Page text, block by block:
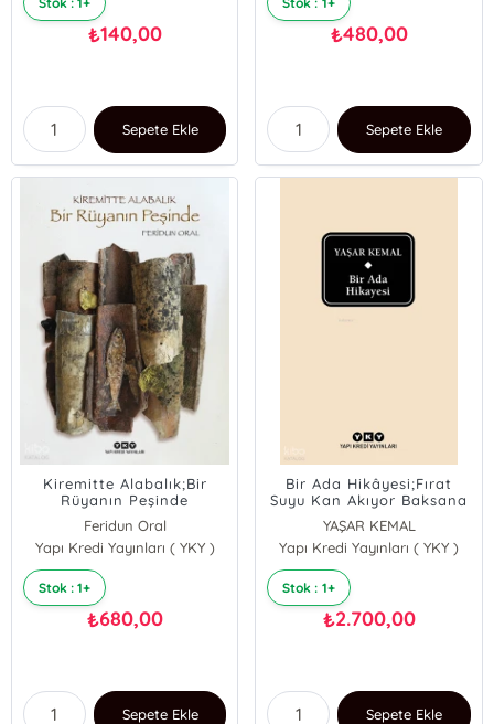
₺140,00
Sepete Ekle
₺480,00
Sepete Ekle
Kiremitte Alabalık;Bir
Rüyanın Peşinde
Feridun Oral
Yapı Kredi Yayınları ( YKY )
Stok : 1+
₺680,00
Sepete Ekle
Bir Ada Hikâyesi;Fırat
Suyu Kan Akıyor Baksana
- Karıncanın Su İçtiği -
Tanyeri Horozları - Çıplak
Deniz Çıplak Ada
YAŞAR KEMAL
Yapı Kredi Yayınları ( YKY )
Stok : 1+
₺2.700,00
Sepete Ekle